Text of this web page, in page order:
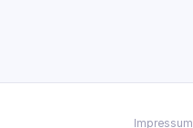
Impressum